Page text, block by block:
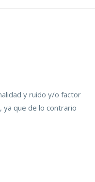
y ruido y/o factor
ya que de lo contrario